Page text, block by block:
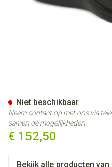
€ 152,50
Niet beschikbaar
Neem contact op met ons via
samen de mogelijkheden.
Bekijk alle producten van